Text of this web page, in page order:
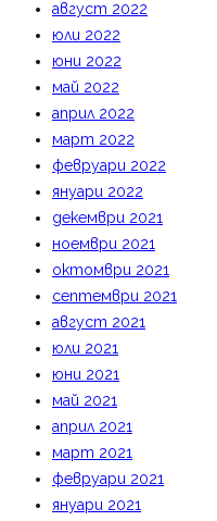
август 2022
юли 2022
юни 2022
май 2022
април 2022
март 2022
февруари 2022
януари 2022
декември 2021
ноември 2021
октомври 2021
септември 2021
август 2021
юли 2021
юни 2021
май 2021
април 2021
март 2021
февруари 2021
януари 2021